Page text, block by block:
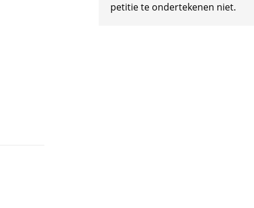
petitie te ondertekenen niet.